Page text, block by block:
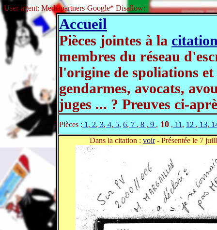
User-agent: Mediapartners-Google* Disallow:
Accueil
Pièces jointes à la
membres du réseau
l'origine de spoliations
gendarmes, avocats,
juges ... ? Preuves ci-
Pièces : 1 , 2, 3, 4, 5, 6, 7 , 8 , 9 , 10 , 11 , 12 , 13,
Dans la citation : voir- Présentée le 7